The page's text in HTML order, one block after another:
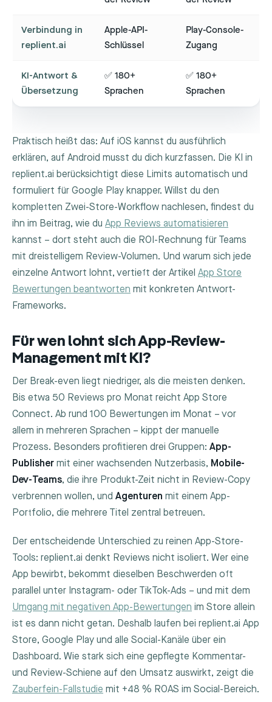
Verbindung in
replient.ai
Apple-API-
Schlüssel
Play-Console-
Zugang
KI-Antwort &
Übersetzung
✅ 180+
Sprachen
✅ 180+
Sprachen
Praktisch heißt das: Auf iOS kannst du ausführlich
erklären, auf Android musst du dich kurzfassen. Die KI in
replient.ai berücksichtigt diese Limits automatisch und
formuliert für Google Play knapper. Willst du den
kompletten Zwei-Store-Workflow nachlesen, findest du
ihn im Beitrag, wie du App Reviews automatisieren
kannst – dort steht auch die ROI-Rechnung für Teams
mit dreistelligem Review-Volumen. Und warum sich jede
einzelne Antwort lohnt, vertieft der Artikel App Store
Bewertungen beantworten mit konkreten Antwort-
Frameworks.
Für wen lohnt sich App-Review-
Management mit KI?
Der Break-even liegt niedriger, als die meisten denken.
Bis etwa 50 Reviews pro Monat reicht App Store
Connect. Ab rund 100 Bewertungen im Monat – vor
allem in mehreren Sprachen – kippt der manuelle
Prozess. Besonders profitieren drei Gruppen: App-
Publisher mit einer wachsenden Nutzerbasis, Mobile-
Dev-Teams, die ihre Produkt-Zeit nicht in Review-Copy
verbrennen wollen, und Agenturen mit einem App-
Portfolio, die mehrere Titel zentral betreuen.
Der entscheidende Unterschied zu reinen App-Store-
Tools: replient.ai denkt Reviews nicht isoliert. Wer eine
App bewirbt, bekommt dieselben Beschwerden oft
parallel unter Instagram- oder TikTok-Ads – und mit dem
Umgang mit negativen App-Bewertungen im Store allein
ist es dann nicht getan. Deshalb laufen bei replient.ai App
Store, Google Play und alle Social-Kanäle über ein
Dashboard. Wie stark sich eine gepflegte Kommentar-
und Review-Schiene auf den Umsatz auswirkt, zeigt die
Zauberfein-Fallstudie mit +48 % ROAS im Social-Bereich.